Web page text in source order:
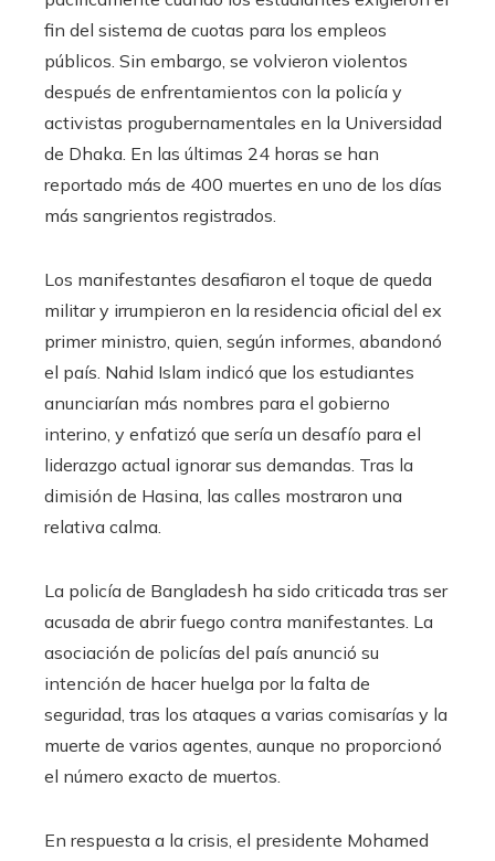
fin del sistema de cuotas para los empleos
públicos. Sin embargo, se volvieron violentos
después de enfrentamientos con la policía y
activistas progubernamentales en la Universidad
de Dhaka. En las últimas 24 horas se han
reportado más de 400 muertes en uno de los días
más sangrientos registrados.
Los manifestantes desafiaron el toque de queda
militar y irrumpieron en la residencia oficial del ex
primer ministro, quien, según informes, abandonó
el país. Nahid Islam indicó que los estudiantes
anunciarían más nombres para el gobierno
interino, y enfatizó que sería un desafío para el
liderazgo actual ignorar sus demandas. Tras la
dimisión de Hasina, las calles mostraron una
relativa calma.
La policía de Bangladesh ha sido criticada tras ser
acusada de abrir fuego contra manifestantes. La
asociación de policías del país anunció su
intención de hacer huelga por la falta de
seguridad, tras los ataques a varias comisarías y la
muerte de varios agentes, aunque no proporcionó
el número exacto de muertos.
En respuesta a la crisis, el presidente Mohamed